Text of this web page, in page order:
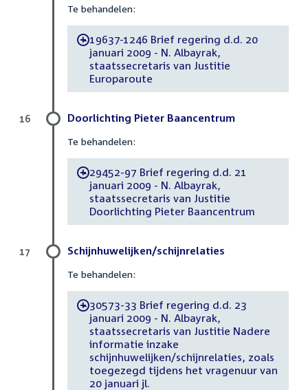
Te behandelen:
-19637-1246 Brief regering d.d. 20
januari 2009 - N. Albayrak,
staatssecretaris van Justitie
Europaroute
Doorlichting Pieter Baancentrum
Te behandelen:
-29452-97 Brief regering d.d. 21
januari 2009 - N. Albayrak,
staatssecretaris van Justitie
Doorlichting Pieter Baancentrum
16
Schijnhuwelijken/schijnrelaties
Te behandelen:
-30573-33 Brief regering d.d. 23
januari 2009 - N. Albayrak,
staatssecretaris van Justitie Nadere
informatie inzake
schijnhuwelijken/schijnrelaties, zoals
toegezegd tijdens het vragenuur van
20 januari jl.
17